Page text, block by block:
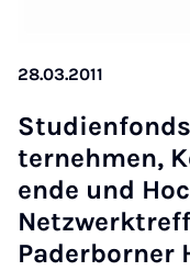
28.03.2011
terneh­men,
ende und
Pader­borner